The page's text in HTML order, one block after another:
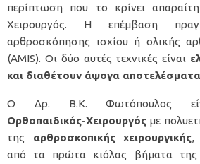
περίπτωση που το κρίνει
Χειρουργός. Η επέμβαση
αρθροσκόπησης ισχίουή ολικής
(AMIS). Οι δύο αυτές τεχνικές είναι
και διαθέτουν άψογα
Ο Δρ. Β.Κ. Φωτόπουλος
Ορθοπαιδικός-Χειρουργός με
της αρθροσκοπικής χειρουργικής,
από τα πρώτα κιόλας βήματα της